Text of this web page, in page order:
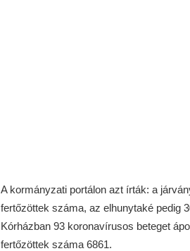
A kormányzati portálon azt írták: a
fertőzöttek száma, az elhunytaké pedig
Kórházban 93 koronavírusos beteget
fertőzöttek száma 6861.